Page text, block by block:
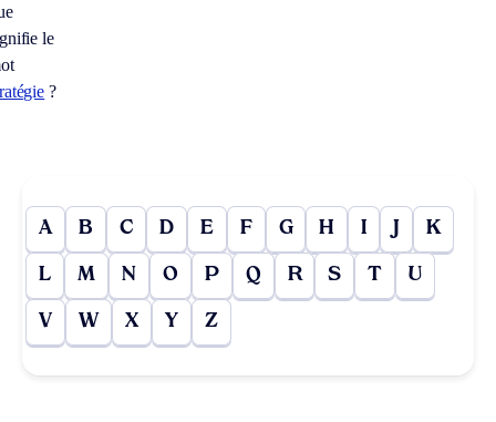
le
?
A B C D E F G H I J K
L M N O P Q R S T U
V W X Y Z